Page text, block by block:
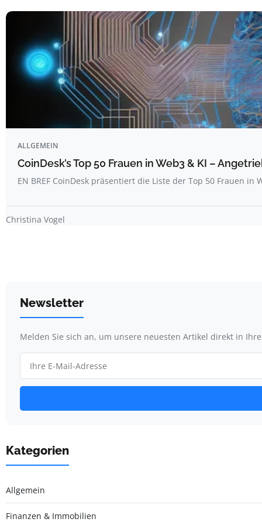
ALLGEMEIN
CoinDesk’s Top 50 Frauen in Web3 & KI –
EN BREF CoinDesk präsentiert die Liste der Top 50 Frauen in
Christina Vogel
Newsletter
Melden Sie sich an, um unsere neuesten Artikel direkt in
Kategorien
Allgemein
Finanzen & Immobilien